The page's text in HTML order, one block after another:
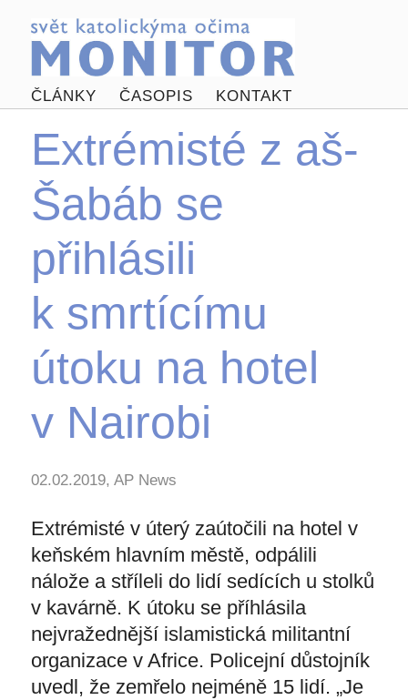
ČLÁNKY ČASOPIS KONTAKT
Extrémisté z aš-
Šabáb se
přihlásili
k smrtícímu
útoku na hotel
v Nairobi
02.02.2019, AP News
Extrémisté v úterý zaútočili na hotel v
keňském hlavním městě, odpálili
nálože a stříleli do lidí sedících u stolků
v kavárně. K útoku se příhlásila
nejvražednější islamistická militantní
organizace v Africe. Policejní důstojník
uvedl, že zemřelo nejméně 15 lidí. „Je